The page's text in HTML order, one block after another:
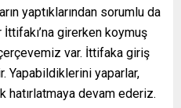
yaptıklarından sorumlu da
girerken koymuş
var. İttifaka giriş
Yapabildiklerini yaparlar,
hatırlatmaya devam ederiz.